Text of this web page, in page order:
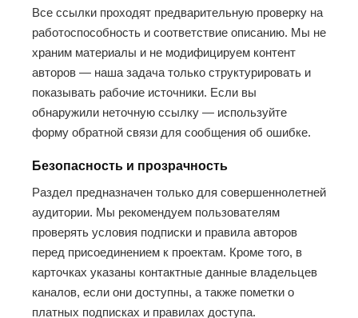
Все ссылки проходят предварительную проверку на
работоспособность и соответствие описанию. Мы не
храним материалы и не модифицируем контент
авторов — наша задача только структурировать и
показывать рабочие источники. Если вы
обнаружили неточную ссылку — используйте
форму обратной связи для сообщения об ошибке.
Безопасность и прозрачность
Раздел предназначен только для совершеннолетней
аудитории. Мы рекомендуем пользователям
проверять условия подписки и правила авторов
перед присоединением к проектам. Кроме того, в
карточках указаны контактные данные владельцев
каналов, если они доступны, а также пометки о
платных подписках и правилах доступа.